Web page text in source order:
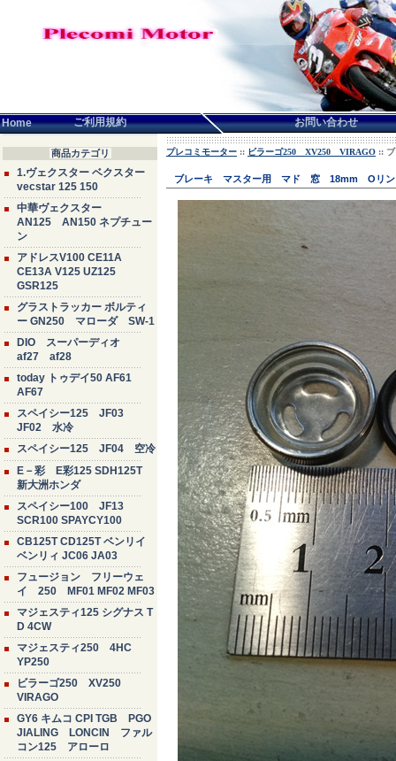
Home ご利用規約 お問い合わせ
商品カテゴリ
1.ヴェクスター ベクスター
vecstar 125 150
中華ヴェクスター
AN125 AN150 ネプチュー
ン
アドレスV100 CE11A
CE13A V125 UZ125
GSR125
グラストラッカー ボルティ
ー GN250 マローダ SW-1
DIO スーパーディオ
af27 af28
today トゥデイ50 AF61
AF67
スペイシー125 JF03
JF02 水冷
スペイシー125 JF04 空冷
E－彩 E彩125 SDH125T
新大洲ホンダ
スペイシー100 JF13
SCR100 SPAYCY100
CB125T CD125T ベンリイ
ベンリィ JC06 JA03
フュージョン フリーウェ
イ 250 MF01 MF02 MF03
マジェスティ125 シグナス T
D 4CW
マジェスティ250 4HC
YP250
ビラーゴ250 XV250
VIRAGO
GY6 キムコ CPI TGB PGO
JIALING LONCIN ファル
コン125 アローロ
プレコミモーター :: ビラーゴ250 XV250 VIRAGO ::
ブレーキ マスター用 マド 窓 18mm Oリン